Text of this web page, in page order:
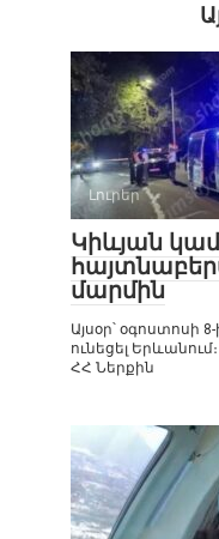
Լուրեր
Կիևյան
մարմին
Այսօր՝ օգոստոսի
ունեցել
ՀՀ Ներքին